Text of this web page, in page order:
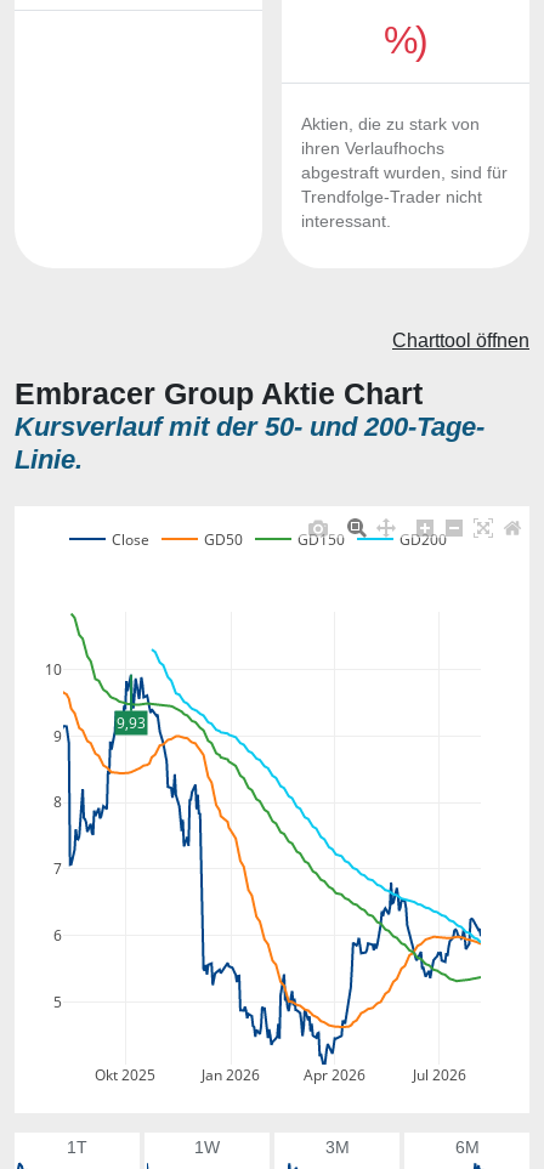
%)
Aktien, die zu stark von
ihren Verlaufhochs
abgestraft wurden, sind für
Trendfolge-Trader nicht
interessant.
Embracer Group Aktie Chart
Kursverlauf mit der 50- und 200-Tage-
Linie.
Charttool öffnen
Okt 2025 Jan 2026 Apr 2026 Jul 2026
5
6
7
8
9
10
Close GD50 GD150 GD200
9,93
1T 1W 3M 6M